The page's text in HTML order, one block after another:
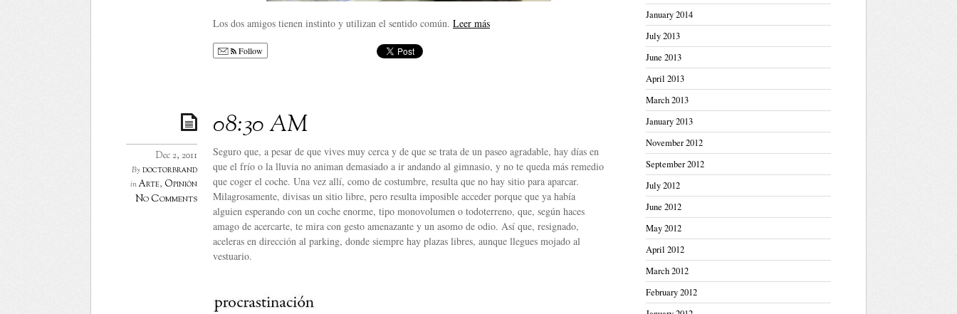
Los dos amigos tienen instinto y utilizan el sentido común. Leer más
Follow
08:30 AM
Dec 2, 2011
Bydoctorbrand
inArte, Opinión
No Comments
Seguro que, a pesar de que vives muy cerca y de que se trata de un paseo agradable, hay días en
que el frío o la lluvia no animan demasiado a ir andando al gimnasio, y no te queda más remedio
que coger el coche. Una vez allí, como de costumbre, resulta que no hay sitio para aparcar.
Milagrosamente, divisas un sitio libre, pero resulta imposible acceder porque que ya había
alguien esperando con un coche enorme, tipo monovolumen o todoterreno, que, según haces
amago de acercarte, te mira con gesto amenazante y un asomo de odio. Así que, resignado,
aceleras en dirección al parking, donde siempre hay plazas libres, aunque llegues mojado al
vestuario.
January 2014
July 2013
June 2013
April 2013
March 2013
January 2013
November 2012
September 2012
July 2012
June 2012
May 2012
April 2012
March 2012
February 2012